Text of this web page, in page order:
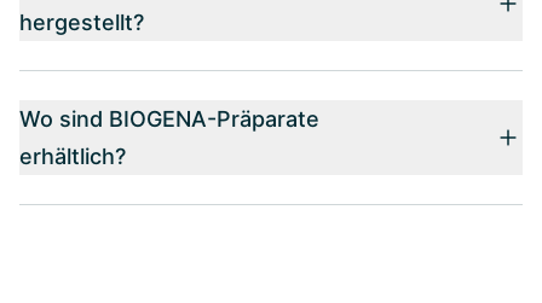
hergestellt?
Wo sind BIOGENA-Präparate
erhältlich?